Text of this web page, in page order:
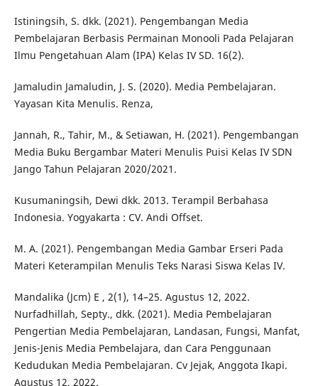
Istiningsih, S. dkk. (2021). Pengembangan Media
Pembelajaran Berbasis Permainan Monooli Pada Pelajaran
Ilmu Pengetahuan Alam (IPA) Kelas IV SD. 16(2).
Jamaludin Jamaludin, J. S. (2020). Media Pembelajaran.
Yayasan Kita Menulis. Renza,
Jannah, R., Tahir, M., & Setiawan, H. (2021). Pengembangan
Media Buku Bergambar Materi Menulis Puisi Kelas IV SDN
Jango Tahun Pelajaran 2020/2021.
Kusumaningsih, Dewi dkk. 2013. Terampil Berbahasa
Indonesia. Yogyakarta : CV. Andi Offset.
M. A. (2021). Pengembangan Media Gambar Erseri Pada
Materi Keterampilan Menulis Teks Narasi Siswa Kelas IV.
Mandalika (Jcm) E , 2(1), 14–25. Agustus 12, 2022.
Nurfadhillah, Septy., dkk. (2021). Media Pembelajaran
Pengertian Media Pembelajaran, Landasan, Fungsi, Manfat,
Jenis-Jenis Media Pembelajara, dan Cara Penggunaan
Kedudukan Media Pembelajaran. Cv Jejak, Anggota Ikapi.
Agustus 12, 2022.